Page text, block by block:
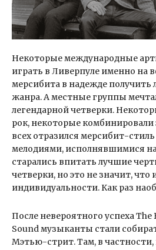
Некоторые международные
играть в Ливерпуле именно на
мерсибита в надежде получить
жанра. А местные группы
легендарной четверки.
рок, некоторые
всех отразился мерсибит-
мелодиями, исполнявшимися
старались впитать лучшие
четверки, но это не значит, что
индивидуальности. Как раз
После невероятного успеха The
Sound музыканты стали
Мэтью-стрит. Там, в